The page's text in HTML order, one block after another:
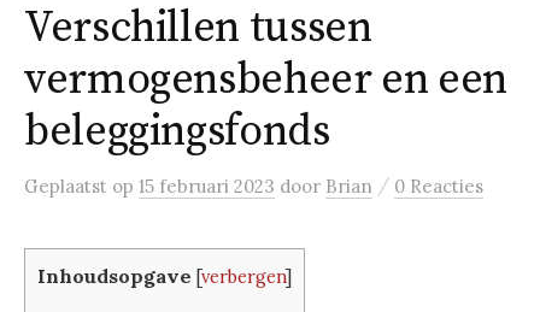
Verschillen tussen
vermogensbeheer en een
beleggingsfonds
Geplaatst op 15 februari 2023 door Brian / 0 Reacties
Inhoudsopgave [verbergen]